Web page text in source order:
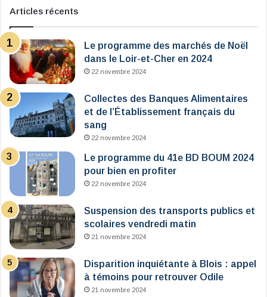
Articles récents
Le programme des marchés de Noël
dans le Loir-et-Cher en 2024
22 novembre 2024
Collectes des Banques Alimentaires
et de l’Établissement français du
sang
22 novembre 2024
Le programme du 41e BD BOUM 2024
pour bien en profiter
22 novembre 2024
Suspension des transports publics et
scolaires vendredi matin
21 novembre 2024
Disparition inquiétante à Blois : appel
à témoins pour retrouver Odile
21 novembre 2024